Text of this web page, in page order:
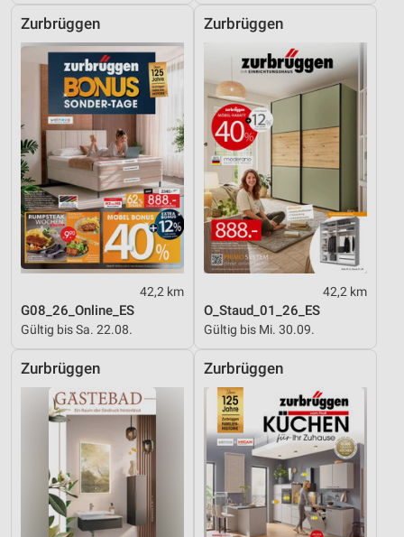
Zurbrüggen
42,2 km
G08_26_Online_ES
Gültig bis Sa. 22.08.
Zurbrüggen
42,2 km
O_Staud_01_26_ES
Gültig bis Mi. 30.09.
Zurbrüggen Zurbrüggen